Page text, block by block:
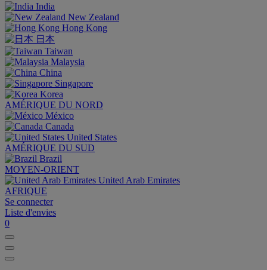
India
New Zealand
Hong Kong
日本
Taiwan
Malaysia
China
Singapore
Korea
AMÉRIQUE DU NORD
México
Canada
United States
AMÉRIQUE DU SUD
Brazil
MOYEN-ORIENT
United Arab Emirates
AFRIQUE
Se connecter
Liste d'envies
0